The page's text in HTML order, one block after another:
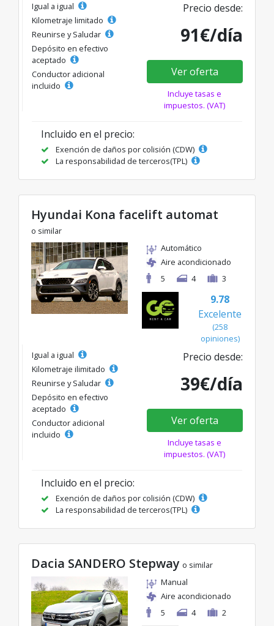
Igual a igual
Kilometraje limitado
Reunirse y Saludar
Depósito en efectivo
aceptado
Conductor adicional
incluido
Precio desde:
91€/día
Ver oferta
Incluye tasas e
impuestos. (VAT)
Incluido en el precio:
Exención de daños por colisión (CDW)
La responsabilidad de terceros(TPL)
Hyundai Kona facelift automat
o similar
Automático
Aire acondicionado
5
4 3
9.78
Excelente
(258
opiniones)
Igual a igual
Kilometraje ilimitado
Reunirse y Saludar
Depósito en efectivo
aceptado
Conductor adicional
incluido
Precio desde:
39€/día
Ver oferta
Incluye tasas e
impuestos. (VAT)
Incluido en el precio:
Exención de daños por colisión (CDW)
La responsabilidad de terceros(TPL)
Dacia SANDERO Stepway o similar
Manual
Aire acondicionado
5
4 2